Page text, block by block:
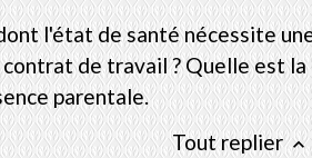
l'état de santé nécessite
de travail ? Quelle est la
parentale.
Tout replierkeyboard_arrow_up